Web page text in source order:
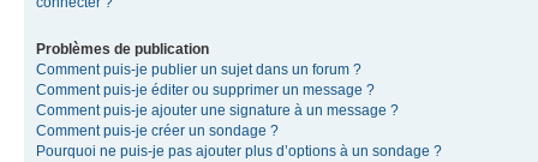
Problèmes de publication
Comment puis-je publier un sujet dans un forum ?
Comment puis-je éditer ou supprimer un message ?
Comment puis-je ajouter une signature à un message ?
Comment puis-je créer un sondage ?
Pourquoi ne puis-je pas ajouter plus d’options à un sondage ?